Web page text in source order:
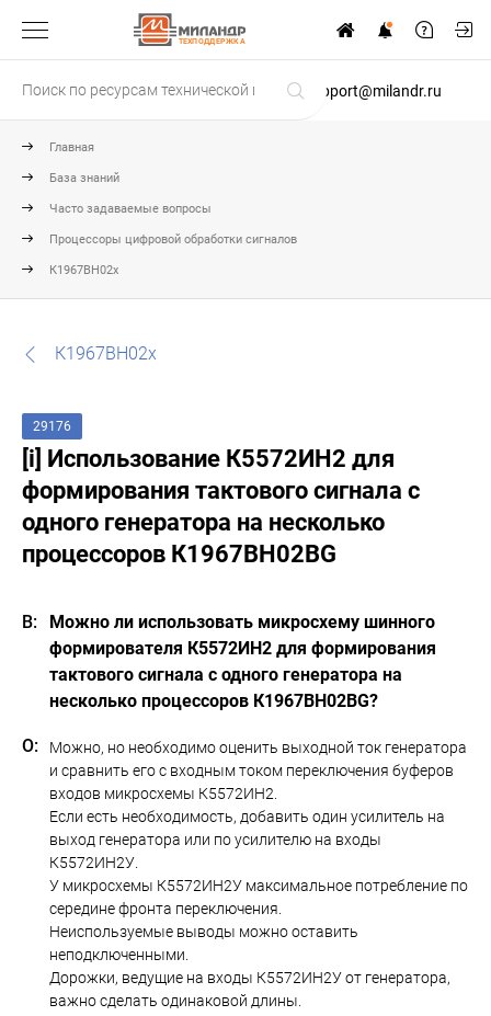
ТЕХПОДДЕРЖКА
support@milandr.ru
Главная
База знаний
Часто задаваемые вопросы
Процессоры цифровой обработки сигналов
К1967ВН02х
К1967ВН02х
29176
[i] Использование К5572ИН2 для
формирования тактового сигнала с
одного генератора на несколько
процессоров К1967ВН02BG
Можно ли использовать микросхему шинного
формирователя К5572ИН2 для формирования
тактового сигнала с одного генератора на
несколько процессоров К1967ВН02BG?
Можно, но необходимо оценить выходной ток генератора
и сравнить его с входным током переключения буферов
входов микросхемы К5572ИН2.
Если есть необходимость, добавить один усилитель на
выход генератора или по усилителю на входы
К5572ИН2У.
У микросхемы К5572ИН2У максимальное потребление по
середине фронта переключения.
Неиспользуемые выводы можно оставить
неподключенными.
Дорожки, ведущие на входы К5572ИН2У от генератора,
важно сделать одинаковой длины.